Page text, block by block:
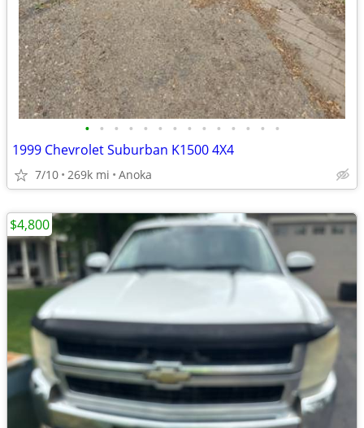
• • • • • • • • • • • • • •
1999 Chevrolet Suburban K1500 4X4
7/10 269k mi Anoka
$4,800